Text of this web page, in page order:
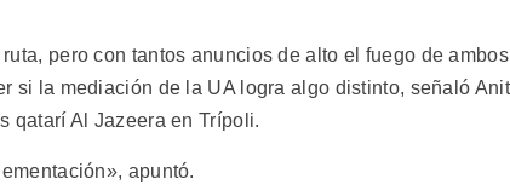
pero con tantos anuncios de alto el fuego de ambos
si la mediación de la UA logra algo distinto, señaló
qatarí Al Jazeera en Trípoli.
apuntó.